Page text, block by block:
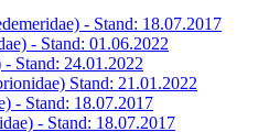
- Stand: 18.07.2017
- Stand: 01.06.2022
Stand: 24.01.2022
Stand: 21.01.2022
- Stand: 18.07.2017
- Stand: 18.07.2017